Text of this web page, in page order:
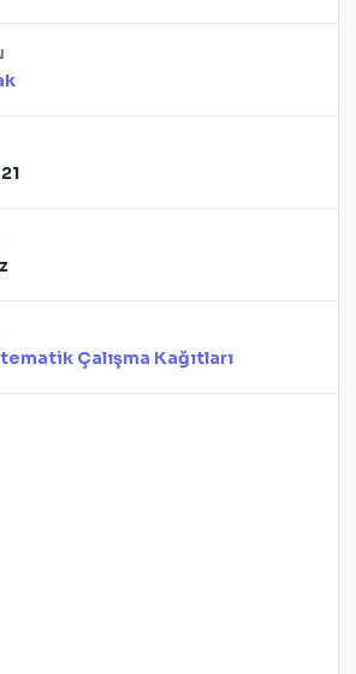
Çalışma Kağıtları